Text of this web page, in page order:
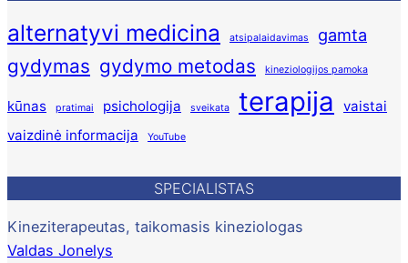
alternatyvi medicina atsipalaidavimas gamta
gydymas gydymo metodas kineziologijos pamoka
kūnas pratimai psichologija sveikata terapija
vaistai
vaizdinė informacija
YouTube
SPECIALISTAS
Kineziterapeutas, taikomasis kineziologas
Valdas Jonelys